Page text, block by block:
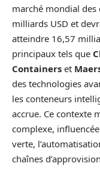
marché mondial des
milliards USD et
atteindre 16,57
principaux tels que
Containers et
des technologies
les conteneurs
accrue. Ce contexte
complexe,
verte,
chaînes